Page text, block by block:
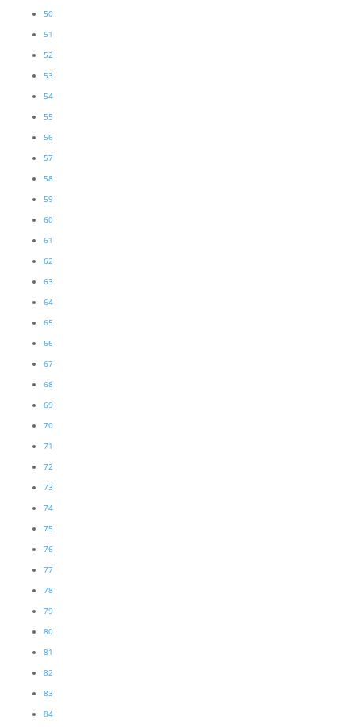
50
51
52
53
54
55
56
57
58
59
60
61
62
63
64
65
66
67
68
69
70
71
72
73
74
75
76
77
78
79
80
81
82
83
84